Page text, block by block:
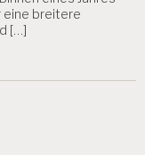
eine breitere
[…]